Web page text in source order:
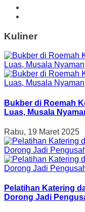
Kuliner
Bukber di Roemah
Luas, Musala
Rabu, 19 Maret 2025
Pelatihan Katering
Dorong Jadi